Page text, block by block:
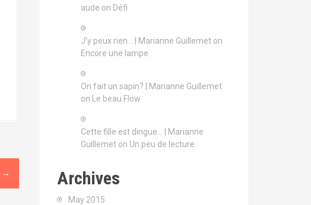
→
aude on Défi
J’y peux rien… | Marianne Guillemet on
Encore une lampe
On fait un sapin? | Marianne Guillemet
on
Le beau Flow
Cette fille est dingue… | Marianne
Guillemet on Un peu de lecture
Archives
May 2015